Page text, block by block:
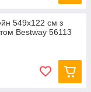
549x122 см з
Bestway 56113